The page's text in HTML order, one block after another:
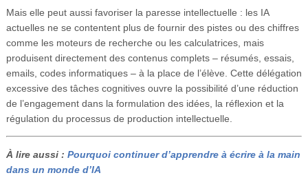
Mais elle peut aussi favoriser la paresse intellectuelle : les IA
actuelles ne se contentent plus de fournir des pistes ou des chiffres
comme les moteurs de recherche ou les calculatrices, mais
produisent directement des contenus complets – résumés, essais,
emails, codes informatiques – à la place de l’élève. Cette délégation
excessive des tâches cognitives ouvre la possibilité d’une réduction
de l’engagement dans la formulation des idées, la réflexion et la
régulation du processus de production intellectuelle.
À lire aussi : Pourquoi continuer d’apprendre à écrire à la main
dans un monde d’IA